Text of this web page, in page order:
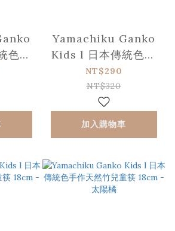
18cm
Yamachiku Ganko
Kids l 日本傳統色手
作天然竹兒童筷 18cm
- 黃
NT$290
NT$320
加入購物車